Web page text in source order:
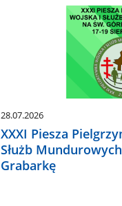
28.07.2026
XXXI Piesza
Służb
Grabarkę